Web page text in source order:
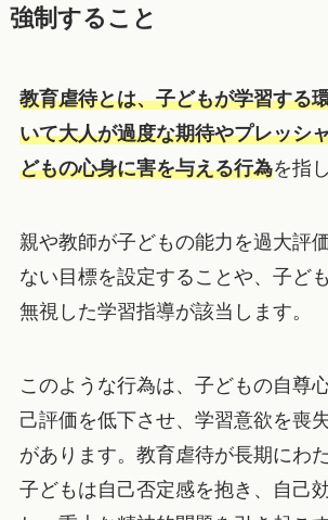
強制すること
教育虐待とは、子どもが学習する
いて大人が過度な期待やプレッシ
どもの心身に害を与える行為を指
親や教師が子どもの能力を過大評
ない目標を設定することや、子ど
無視した学習指導が該当します。
このような行為は、子どもの自尊
己評価を低下させ、学習意欲を喪
があります。教育虐待が長期にわ
子どもは自己否定感を抱き、自己